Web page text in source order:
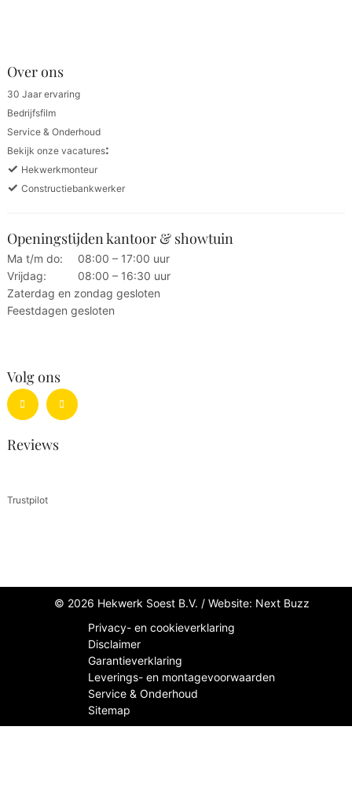
Over ons
30 Jaar ervaring
Bedrijfsfilm
Service & Onderhoud
Bekijk onze vacatures:
✓ Hekwerkmonteur
✓ Constructiebankwerker
Openingstijden kantoor & showtuin
Ma t/m do:
08:00 – 17:00 uur
Vrijdag:
08:00 – 16:30 uur
Zaterdag en zondag gesloten
Feestdagen gesloten
Volg ons
Reviews
Trustpilot
© 2026 Hekwerk Soest B.V. / Website: Next Buzz
Privacy- en cookieverklaring
Disclaimer
Garantieverklaring
Leverings- en montagevoorwaarden
Service & Onderhoud
Sitemap